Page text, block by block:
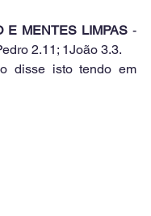
E MENTES LIMPAS -
2.11; 1João 3.3.
disse isto tendo em